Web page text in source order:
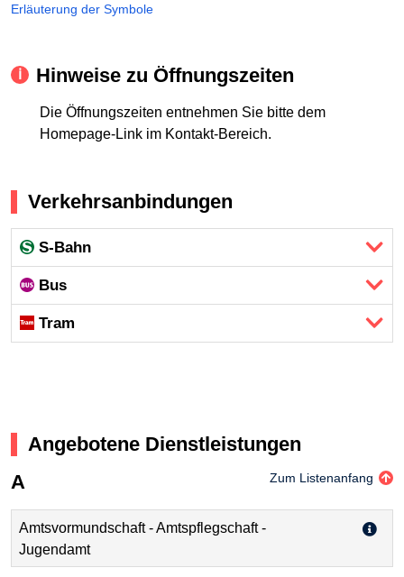
Erläuterung der Symbole
Hinweise zu Öffnungszeiten
Die Öffnungszeiten entnehmen Sie bitte dem
Homepage-Link im Kontakt-Bereich.
Verkehrsanbindungen
S-Bahn
Bus
Tram
Angebotene Dienstleistungen
A
Zum Listenanfang
Amtsvormundschaft - Amtspflegschaft -
Jugendamt